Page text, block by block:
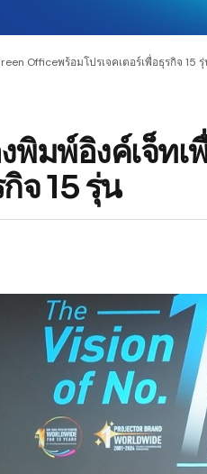
Officeพร้อมโปรเจคเตอร์เพื่อธุรกิจ 15
งพิมพ์อิงค์เจ็
จ 15 รุ่น